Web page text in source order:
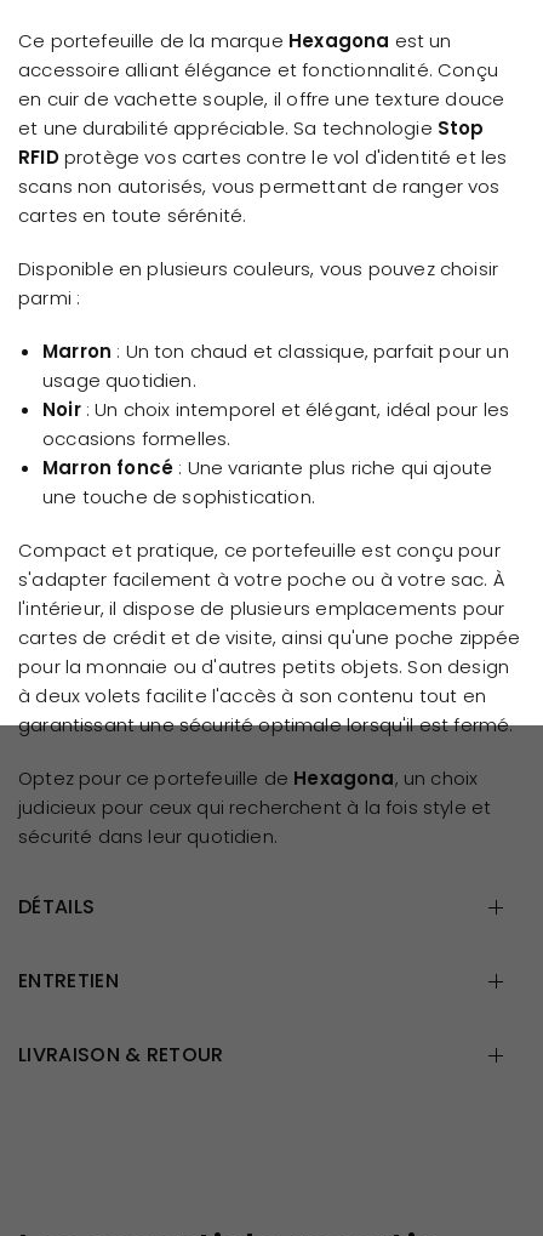
Ce portefeuille de la marque Hexagona est un
accessoire alliant élégance et fonctionnalité. Conçu
en cuir de vachette souple, il offre une texture douce
et une durabilité appréciable. Sa technologie Stop
RFIDprotège vos cartes contre le vol d'identité et les
scans non autorisés, vous permettant de ranger vos
cartes en toute sérénité.
Disponible en plusieurs couleurs, vous pouvez choisir
parmi :
Marron : Un ton chaud et classique, parfait pour un
usage quotidien.
Noir: Un choix intemporel et élégant, idéal pour les
occasions formelles.
Marron foncé : Une variante plus riche qui ajoute
une touche de sophistication.
Compact et pratique, ce portefeuille est conçu pour
s'adapter facilement à votre poche ou à votre sac. À
l'intérieur, il dispose de plusieurs emplacements pour
cartes de crédit et de visite, ainsi qu'une poche zippée
pour la monnaie ou d'autres petits objets. Son design
à deux volets facilite l'accès à son contenu tout en
garantissant une sécurité optimale lorsqu'il est fermé.
Optez pour ce portefeuille de Hexagona, un choix
judicieux pour ceux qui recherchent à la fois style et
sécurité dans leur quotidien.
DÉTAILS
ENTRETIEN
LIVRAISON & RETOUR